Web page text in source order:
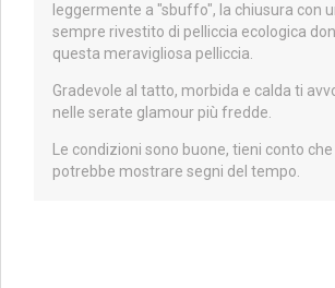
leggermente a "sbuffo", la chiusura con
sempre rivestito di pelliccia ecologica
questa meravigliosa pelliccia.
Gradevole al tatto, morbida e calda ti
nelle serate glamour più fredde.
Le condizioni sono buone, tieni conto
potrebbe mostrare segni del tempo.